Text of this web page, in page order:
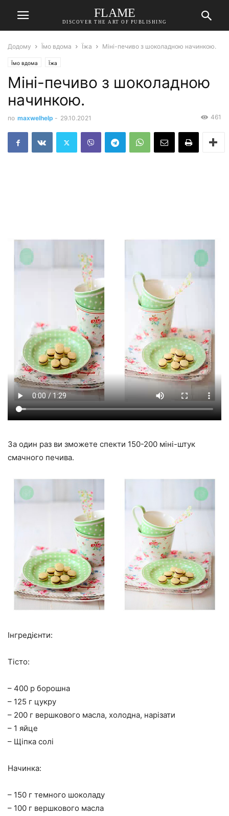
FLAME
DISCOVER THE ART OF PUBLISHING
Додому Їмо вдома Їжа Міні-печиво з шоколадною начинкою.
Їмо вдома Їжа
Міні-печиво з шоколадною
начинкою.
по maxwelhelp - 29.10.2021 461
За один раз ви зможете спекти 150-200 міні-штук
смачного печива.
Інгредієнти:
Тісто:
– 400 р борошна
– 125 г цукру
– 200 г вершкового масла, холодна, нарізати
– 1 яйце
– Щіпка солі
Начинка:
– 150 г темного шоколаду
– 100 г вершкового масла